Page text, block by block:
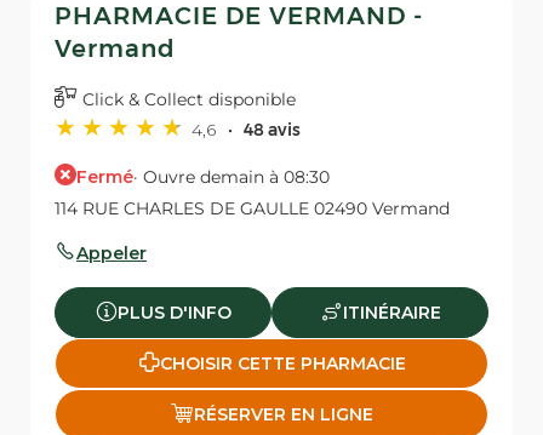
PHARMACIE DE VERMAND -
Vermand
Click & Collect disponible
4,6
48 avis
Fermé· Ouvre demain à 08:30
114 RUE CHARLES DE GAULLE 02490 Vermand
Appeler
PLUS D'INFO ITINÉRAIRE
CHOISIR CETTE PHARMACIE
RÉSERVER EN LIGNE